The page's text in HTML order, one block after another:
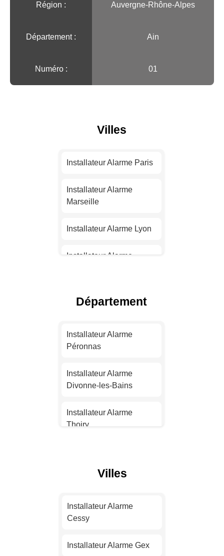
Région :️ Auvergne-Rhône-Alpes
Département : Ain
Numéro : 01
Villes
Installateur Alarme Paris
Installateur Alarme
Marseille
Installateur Alarme Lyon
Installateur Alarme
Installateur Alarme Nice
Nantes
Strasbourg
Montpellier
Installateur Alarme Lille
Installateur Alarme
Rennes
Installateur Alarme
Département
Installateur Alarme
Péronnas
Installateur Alarme
Divonne-les-Bains
Installateur Alarme
Thoiry
Genis-Pouilly
Bourg-en-Bresse
Villes
Installateur Alarme
Cessy
Installateur Alarme Gex